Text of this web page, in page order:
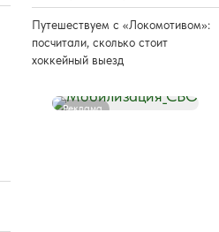
Путешествуем с «Локомотивом»:
посчитали, сколько стоит
хоккейный выезд
Реклама